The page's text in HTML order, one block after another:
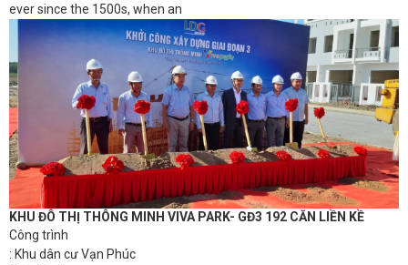
ever since the 1500s, when an
KHU ĐÔ THỊ THÔNG MINH VIVA PARK- GĐ3 192 CĂN LIỀN KỀ
Công trình
: Khu dân cư Vạn Phúc